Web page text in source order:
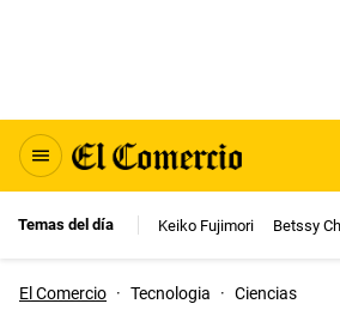
Temas del día Keiko Fujimori Betssy
El Comercio · Tecnologia · Ciencias